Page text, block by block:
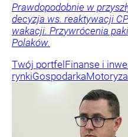
Prawdopodobnie w
decyzja ws. reaktywacji
wakacji. Przywrócenia
Polaków.
Twój portfelFinanse i
rynkiGospodarka